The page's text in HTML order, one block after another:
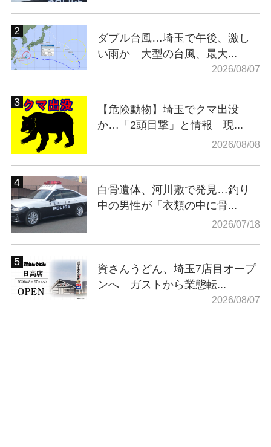
ダブル台風…埼玉で午後、激し
い雨か 大型の台風、最大...
2026/08/07
【危険動物】埼玉でクマ出没
か…「2頭目撃」と情報 現...
2026/08/08
白骨遺体、河川敷で発見…釣り
中の男性が「衣類の中に骨...
2026/07/18
資さんうどん、埼玉7店目オープ
ンへ ガストから業態転...
2026/08/07